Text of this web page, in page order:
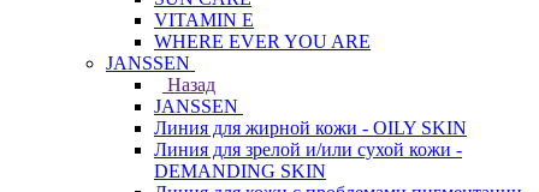
VITAMIN E
WHERE EVER YOU ARE
JANSSEN
Назад
JANSSEN
Линия для жирной кожи - OILY SKIN
Линия для зрелой и/или сухой кожи -
DEMANDING SKIN